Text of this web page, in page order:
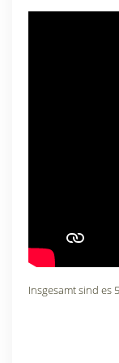
Insgesamt sind es